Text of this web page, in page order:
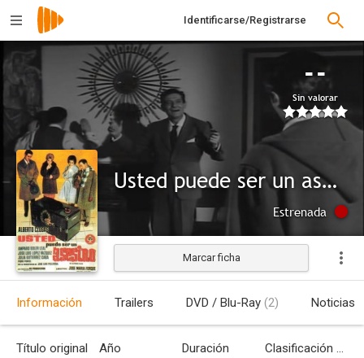
Identificarse/Registrarse
--
Sin valorar
Usted puede ser un asesino
Estrenada
Marcar ficha
Información Trailers DVD / Blu-Ray (2) Noticias
Título original Año Duración Clasificación por edades